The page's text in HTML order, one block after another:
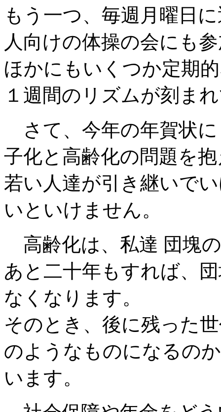
もう一つ、毎週月曜日
人向けの体操の会にも
ほかにもいくつか定期
１週間のリズムが刻ま
さて、今年の年賀状
子化と高齢化の問題を
若い人達が引き継いで
いといけません。
高齢化は、私達 団塊
あと二十年もすれば、
なくなります。
そのとき、後に残った
のようなものになるの
います。